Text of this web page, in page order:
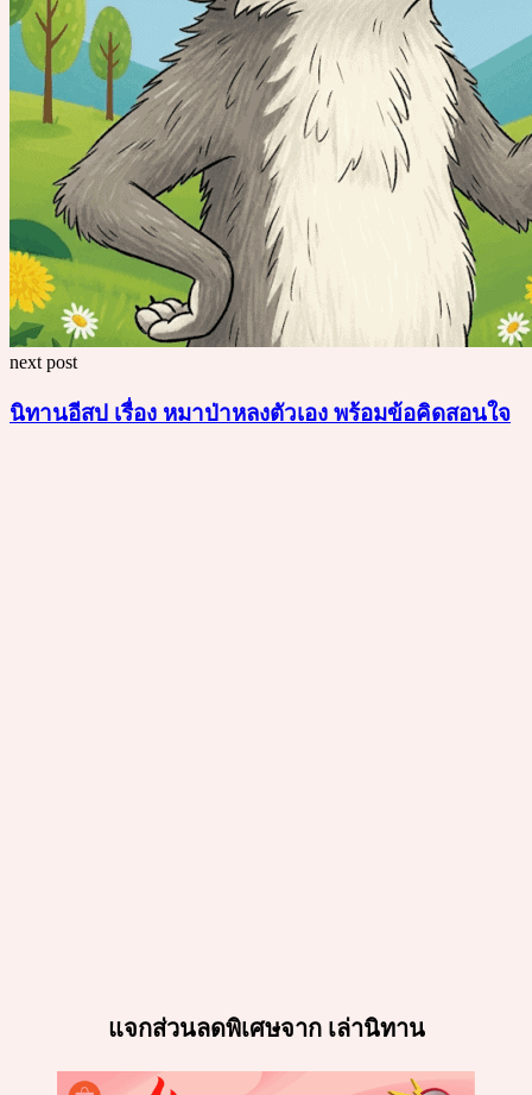
next post
นิทานอีสป เรื่อง หมาป่าหลงตัวเอง พร้อมข้อคิดสอนใจ
แจกส่วนลดพิเศษจาก เล่านิทาน